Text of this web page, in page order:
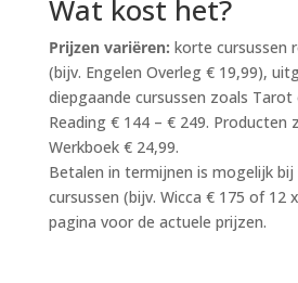
Wat kost het?
Prijzen variëren: korte cursussen
(bijv. Engelen Overleg € 19,99),
diepgaande cursussen zoals
Reading € 144 – € 249. Producten
Werkboek € 24,99.
Betalen in termijnen is mogelijk
cursussen (bijv. Wicca € 175 of 12
pagina voor de actuele prijzen.